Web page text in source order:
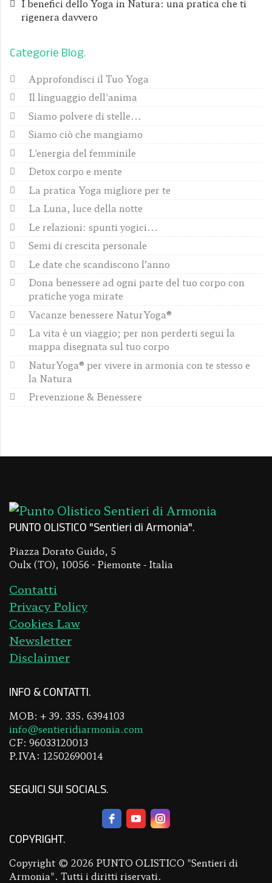
I benefici dello Yoga in Natura: una pratica che ti
rigenera davvero
Categorie Blog
Approfondisci il Tuo Yoga
Il linguaggio dell'anima
Siamo polvere di stelle...
Siamo ciò che mangiamo
L'energia del femminile
Detox corpo e mente
La pratica Yoga migliore per te
La Luna, luce della notte
Le relazioni: spunti yogici...
Semi di crescita personale
Le date che scandiscono l’anno
Dona benessere ad ogni parte del tuo corpo con
pratiche yoga mirate
Vacanze benessere NaturYoga®
La vita è un viaggio; per non perderti segui la
mappa disegnata sul tuo corpo
NaturYoga® per vivere in armonia con te stesso e
la Natura
Prevenzione & Benessere
PUNTO OLISTICO "Sentieri di Armonia"
Piazza Dorato Guido, 5
Oulx (TO), 10056 - Piemonte - Italia
Contatti
Privacy Policy
Cookies Law
Newsletter
Disclaimer
INFO & CONTATTI
MOB: + 39. 335. 6394103
info@sentieridiarmonia.com
CF: 96033120013
P.IVA: 12502690014
SEGUICI SUI SOCIALS
COPYRIGHT
Copyright © 2026 PUNTO OLISTICO "Sentieri di
Armonia". Tutti i diritti riservati.